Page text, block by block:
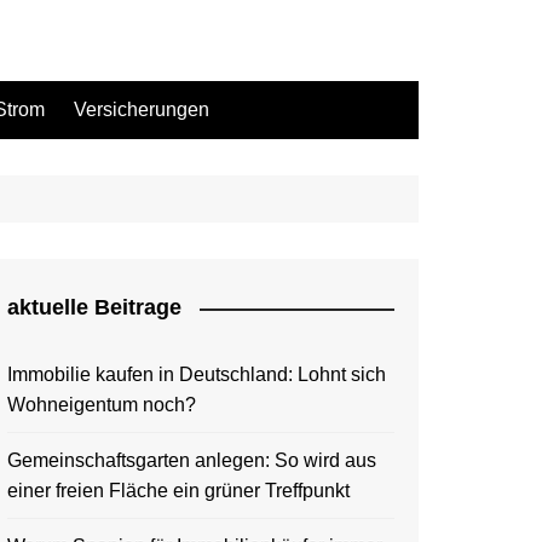
Versicherungen
aktuelle Beitrage
Immobilie kaufen in Deutschland: Lohnt sich
Wohneigentum noch?
Gemeinschaftsgarten anlegen: So wird aus
einer freien Fläche ein grüner Treffpunkt